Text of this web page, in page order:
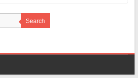
Search